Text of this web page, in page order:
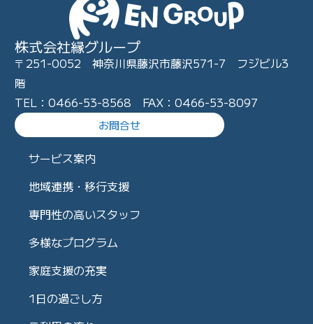
株式会社縁グループ
〒251-0052 神奈川県藤沢市藤沢571-7 フジビル3
階
TEL：0466-53-8568 FAX：0466-53-8097
お問合せ
サービス案内
地域連携・移行支援
専門性の高いスタッフ
多様なプログラム
家庭支援の充実
1日の過ごし方